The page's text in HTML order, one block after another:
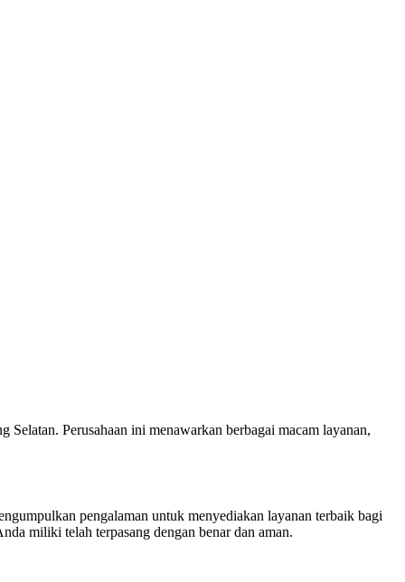
Perusahaan ini menawarkan berbagai macam layanan,
pengalaman untuk menyediakan layanan terbaik bagi
miliki telah terpasang dengan benar dan aman.